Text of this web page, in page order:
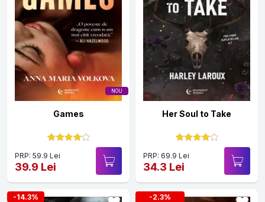
NOU
Games
PRP: 59.9 Lei
39.9 Lei
Her Soul to Take
PRP: 69.9 Lei
34.3 Lei
-14.3% -2.3%